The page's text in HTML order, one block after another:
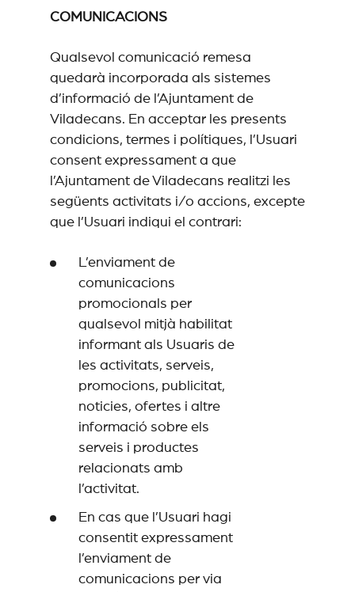
COMUNICACIONS
Qualsevol comunicació remesa
quedarà incorporada als sistemes
d’informació de l’Ajuntament de
Viladecans. En acceptar les presents
condicions, termes i polítiques, l’Usuari
consent expressament a que
l’Ajuntament de Viladecans realitzi les
següents activitats i/o accions, excepte
que l’Usuari indiqui el contrari:
L’enviament de
comunicacions
promocionals per
qualsevol mitjà habilitat
informant als Usuaris de
les activitats, serveis,
promocions, publicitat,
noticies, ofertes i altre
informació sobre els
serveis i productes
relacionats amb
l’activitat.
En cas que l’Usuari hagi
consentit expressament
l’enviament de
comunicacions per via